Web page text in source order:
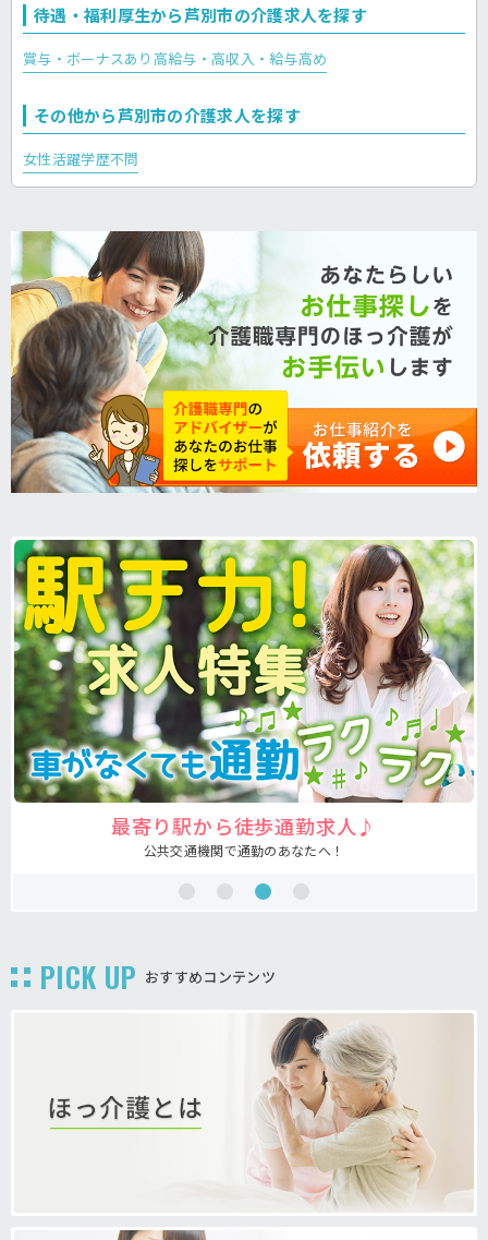
待遇・福利厚生から芦別市の介護求人を探す
賞与・ボーナスあり 高給与・高収入・給与高め
その他から芦別市の介護求人を探す
女性活躍学歴不問
注目の介護福祉士求人♪
あなたの希望が叶う求人が見つかる！
PICK UP おすすめコンテンツ